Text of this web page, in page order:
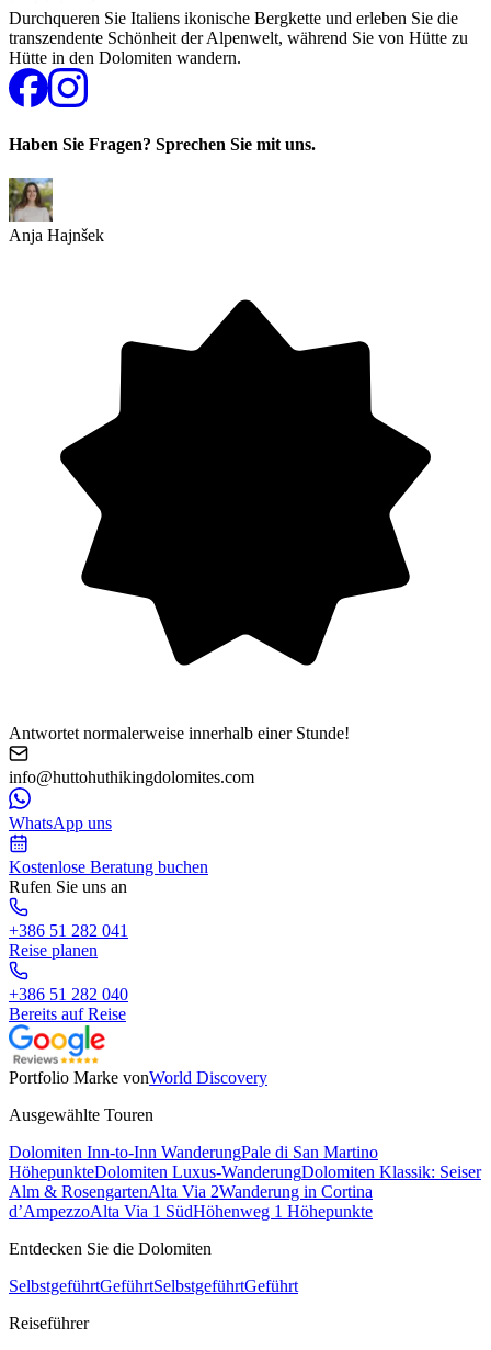
Durchqueren Sie Italiens ikonische Bergkette und erleben Sie die
transzendente Schönheit der Alpenwelt, während Sie von Hütte zu
Hütte in den Dolomiten wandern.
Haben Sie Fragen? Sprechen Sie mit uns.
Anja Hajnšek
Antwortet normalerweise innerhalb einer Stunde!
info@huttohuthikingdolomites.com
WhatsApp uns
Kostenlose Beratung buchen
Rufen Sie uns an
+386 51 282 041
Reise planen
+386 51 282 040
Bereits auf Reise
Portfolio Marke vonWorld Discovery
Ausgewählte Touren
Dolomiten Inn-to-Inn WanderungPale di San Martino
HöhepunkteDolomiten Luxus-WanderungDolomiten Klassik: Seiser
Alm & RosengartenAlta Via 2Wanderung in Cortina
d’AmpezzoAlta Via 1 SüdHöhenweg 1 Höhepunkte
Entdecken Sie die Dolomiten
SelbstgeführtGeführtSelbstgeführtGeführt
Reiseführer